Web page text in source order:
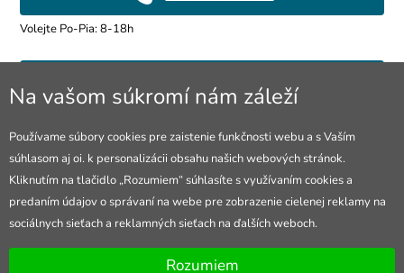
Volejte Po-Pia: 8-18h
info@4lol.cz
Predajňa v Ostrave
28. října 250, Ostrava
Otevřeno Po-Pia: 10-18h
Na vašom súkromí nám záleží
Používame súbory cookies pre zaistenie funkčnosti webu a s Vaším
súhlasom aj oi. k personalizácii obsahu našich webových stránok.
Kliknutím na tlačidlo „Rozumiem“ súhlasíte s využívaním cookies a
predaním údajov o správaní na webe pre zobrazenie cielenej reklamy na
sociálnych sieťach a reklamných sieťach na ďalších weboch.
Rozumiem